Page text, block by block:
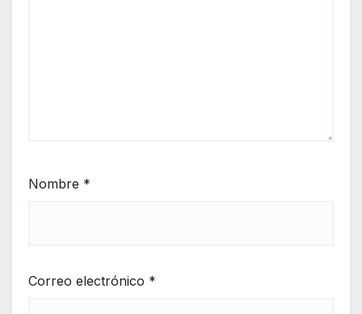
Nombre *
Correo electrónico *